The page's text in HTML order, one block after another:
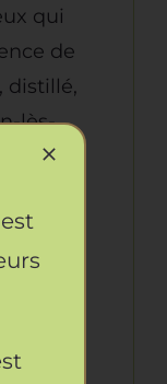
qui
de
distillé,
lès-